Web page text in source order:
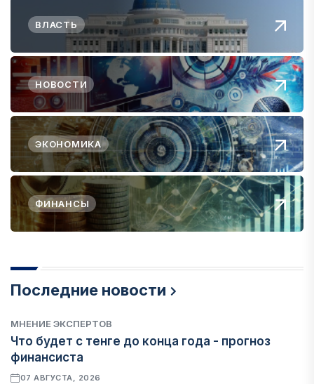
ВЛАСТЬ
НОВОСТИ
ЭКОНОМИКА
ФИНАНСЫ
Последние новости
МНЕНИЕ ЭКСПЕРТОВ
Что будет с тенге до конца года - прогноз
финансиста
07 АВГУСТА, 2026